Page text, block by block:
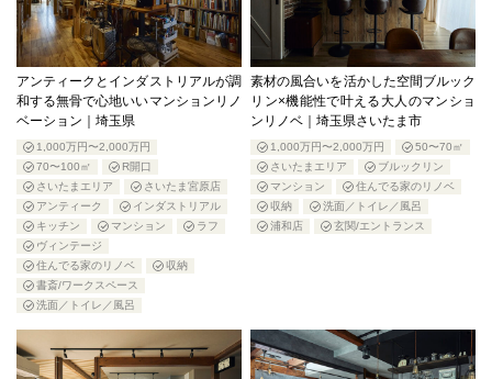
アンティークとインダストリアルが調
和する無骨で心地いいマンションリノ
ベーション｜埼玉県
1,000万円〜2,000万円
70〜100㎡
R開口
さいたまエリア
さいたま宮原店
アンティーク
インダストリアル
キッチン
マンション
ラフ
ヴィンテージ
住んでる家のリノベ
収納
書斎/ワークスペース
洗面／トイレ／風呂
素材の風合いを活かした空間ブルック
リン×機能性で叶える大人のマンショ
ンリノベ｜埼玉県さいたま市
1,000万円〜2,000万円
50〜70㎡
さいたまエリア
ブルックリン
マンション
住んでる家のリノベ
収納
洗面／トイレ／風呂
浦和店
玄関/エントランス